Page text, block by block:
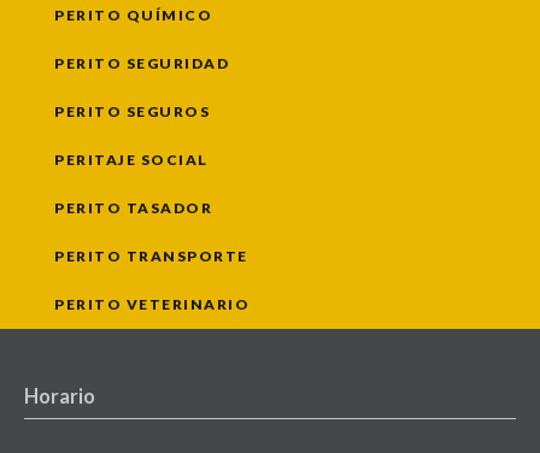
PERITO QUÍMICO
PERITO SEGURIDAD
PERITO SEGUROS
PERITAJE SOCIAL
PERITO TASADOR
PERITO TRANSPORTE
PERITO VETERINARIO
Horario